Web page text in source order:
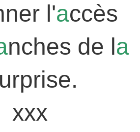
l'accès
nches de la
xxx